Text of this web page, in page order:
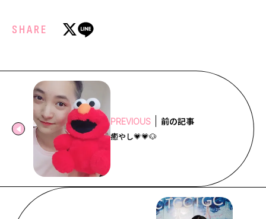
SHARE
PREVIOUS 前の記事
癒やし💗💗🐶